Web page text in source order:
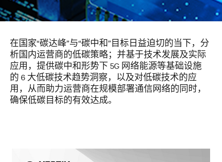
在国家“碳达峰”与“碳中和”目标日益迫切的当下，分
析国内运营商的低碳策略；并基于技术发展及实际
应用，提供碳中和形势下 5G 网络能源等基础设施
的 6 大低碳技术趋势洞察，以及对低碳技术的应
用，从而助力运营商在规模部署通信网络的同时，
确保低碳目标的有效达成。